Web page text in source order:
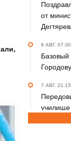
от
8 АВГ. 07:30
Базовый
7 АВГ. 21:15
училище